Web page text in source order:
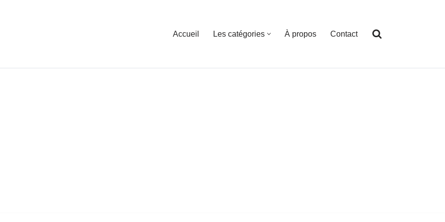
Accueil Les catégories À propos Contact